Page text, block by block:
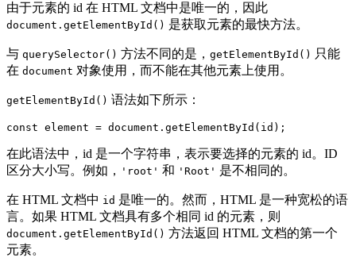
由于元素的 id 在 HTML 文档中是唯一的，因此
document.getElementById() 是获取元素的最快方法。
与 querySelector() 方法不同的是， getElementById() 只能
在 document 对象使用，而不能在其他元素上使用。
getElementById() 语法如下所示：
const element = document.getElementById(id);
在此语法中，id 是一个字符串，表示要选择的元素的 id。ID
区分大小写。例如，
'root' 和 'Root' 是不相同的。
在 HTML 文档中 id 是唯一的。然而，HTML 是一种宽松的语
言。如果 HTML 文档具有多个相同 id 的元素，则
document.getElementById() 方法返回 HTML 文档的第一个
元素。